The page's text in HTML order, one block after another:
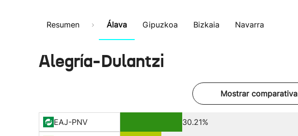
Resumen Álava Gipuzkoa Bizkaia Navarra
Alegría-Dulantzi
Mostrar comparativa
EAJ-PNV
30.21%